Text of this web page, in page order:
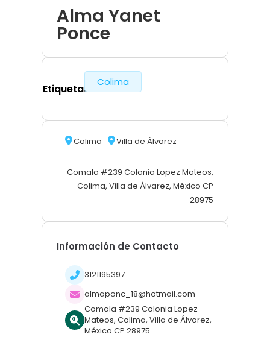
Alma Yanet
Ponce
Etiquetas
Colima
Colima Villa de Álvarez
Comala #239 Colonia Lopez Mateos,
Colima, Villa de Álvarez, México CP
28975
Información de Contacto
3121195397
almaponc_18@hotmail.com
Comala #239 Colonia Lopez
Mateos, Colima, Villa de Álvarez,
México CP 28975